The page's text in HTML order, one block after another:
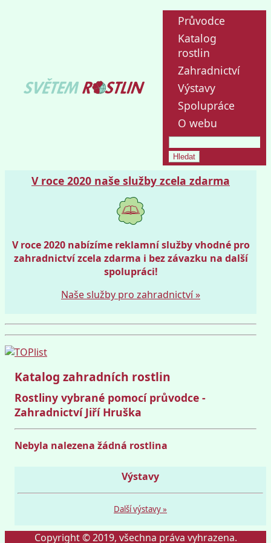
Průvodce
Katalog
rostlin
Zahradnictví
Výstavy
Spolupráce
O webu
V roce 2020 naše služby zcela zdarma
V roce 2020 nabízíme reklamní služby vhodné pro
zahradnictví zcela zdarma i bez závazku na další
spolupráci!
Naše služby pro zahradnictví »
Katalog zahradních rostlin
Rostliny vybrané pomocí průvodce -
Zahradnictví Jiří Hruška
Nebyla nalezena žádná rostlina
Výstavy
Další výstavy »
Copyright © 2019, všechna práva vyhrazena.